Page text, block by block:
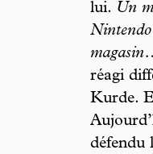
lui. Un
réagi
Kurde.
défendu